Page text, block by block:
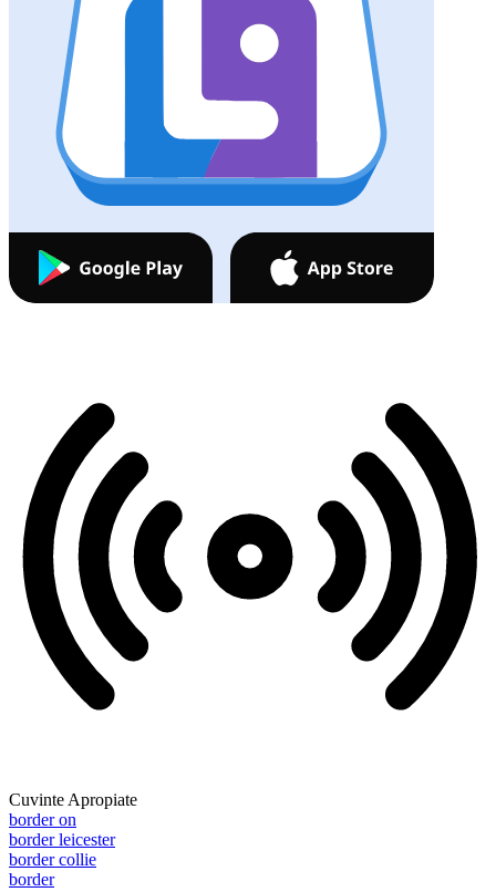
Cuvinte Apropiate
border on
border leicester
border collie
border